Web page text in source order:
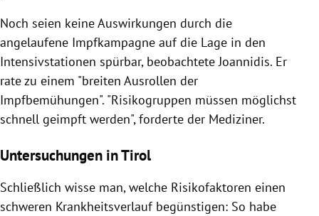
Noch seien keine Auswirkungen durch die
angelaufene Impfkampagne auf die Lage in den
Intensivstationen spürbar, beobachtete Joannidis. Er
rate zu einem "breiten Ausrollen der
Impfbemühungen". "Risikogruppen müssen möglichst
schnell geimpft werden", forderte der Mediziner.
Untersuchungen in Tirol
Schließlich wisse man, welche Risikofaktoren einen
schweren Krankheitsverlauf begünstigen: So habe